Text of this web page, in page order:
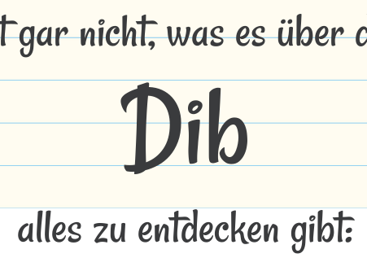
gar nicht, was es über
Dib
alles zu entdecken gibt: